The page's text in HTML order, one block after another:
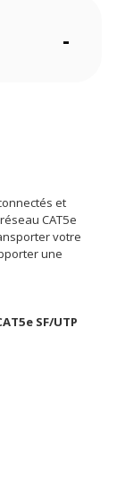
-
et
CAT5e
votre
une
SF/UTP